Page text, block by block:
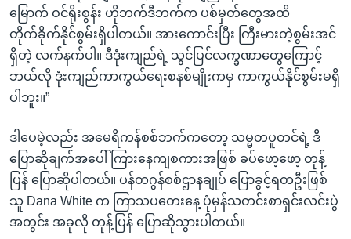
မြောက် ဝင်ရိုးစွန်း ဟိုဘက်ဒီဘက်က ပစ်မှတ်တွေအထိ
တိုက်ခိုက်နိုင်စွမ်းရှိပါတယ်။ အားကောင်းပြီး ကြီးမားတဲ့စွမ်းအင်
ရှိတဲ့ လက်နက်ပါ။ ဒီဒုံးကျည်ရဲ့ သွင်ပြင်လက္ခဏာတွေကြောင့်
ဘယ်လို ဒုံးကျည်ကာကွယ်ရေးစနစ်မျိုးကမှ ကာကွယ်နိုင်စွမ်းမရှိ
ပါဘူး။”
ဒါပေမဲ့လည်း အမေရိကန်စစ်ဘက်ကတော့ သမ္မတပူတင်ရဲ့ ဒီ
ပြောဆိုချက်အပေါ် ကြားနေကျစကားအဖြစ် ခပ်ဖော့ဖော့ တုန့်
ပြန် ပြောဆိုပါတယ်။ ပန်တဂွန်စစ်ဌာနချုပ် ပြောခွင့်ရတဦးဖြစ်
သူ Dana White က ကြာသပတေးနေ့ ပုံမှန်သတင်းစာရှင်းလင်းပွဲ
အတွင်း အခုလို တုန့်ပြန် ပြောဆိုသွားပါတယ်။